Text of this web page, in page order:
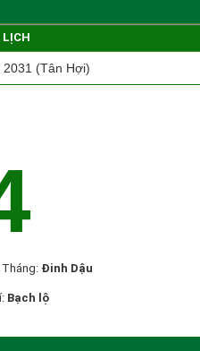
LỊCH
(Tân Hợi)
Tháng: Đinh Dậu
Bạch lộ